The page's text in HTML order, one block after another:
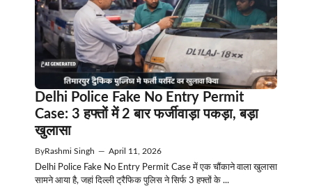
Delhi Police Fake No Entry Permit
Case: 3 हफ्तों में 2 बार फर्जीवाड़ा पकड़ा, बड़ा
खुलासा
ByRashmi Singh — April 11, 2026
Delhi Police Fake No Entry Permit Case में एक चौंकाने वाला खुलासा
सामने आया है, जहां दिल्ली ट्रैफिक पुलिस ने सिर्फ 3 हफ्तों के ...